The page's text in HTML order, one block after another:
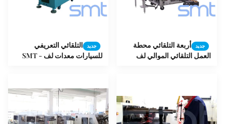
جديد
أربعة التلقائي محطة
العمل التلقائي الموالي لف
جديد
التلقائي التعريفي
للسيارات معدات لف SMT -